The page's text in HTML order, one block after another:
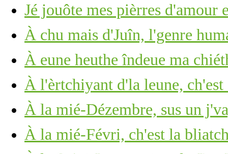
Jé jouôte mes pièrres d'amour
À chu mais d'Juîn, l'genre
À eune heuthe îndeue ma
À l'èrtchiyant d'la leune, ch'est
À la mié-Dézembre, sus un
À la mié-Févri, ch'est la